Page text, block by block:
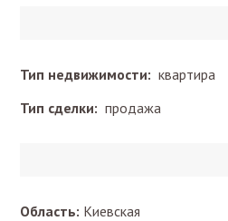
Тип недвижимости: квартира
Тип сделки: продажа
Область: Киевская